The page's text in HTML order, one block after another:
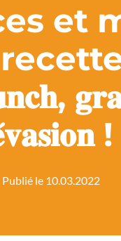
et
!
Publié le 10.03.2022